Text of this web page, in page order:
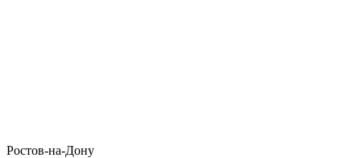
Ростов-на-Дону